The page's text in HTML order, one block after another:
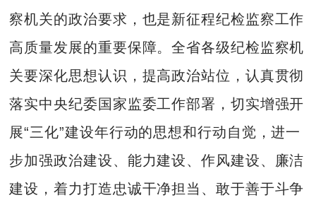
察机关的政治要求，也是新征程纪检监察工作
高质量发展的重要保障。全省各级纪检监察机
关要深化思想认识，提高政治站位，认真贯彻
落实中央纪委国家监委工作部署，切实增强开
展“三化”建设年行动的思想和行动自觉，进一
步加强政治建设、能力建设、作风建设、廉洁
建设，着力打造忠诚干净担当、敢于善于斗争